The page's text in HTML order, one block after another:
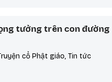
tưởng trên con đường
cổ Phật giáo, Tin tức